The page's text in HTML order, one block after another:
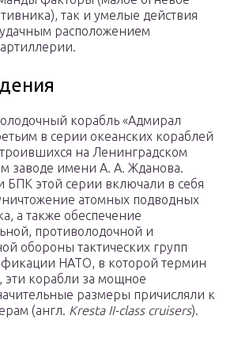
так и умелые действия
расположением
корабль «Адмирал
в серии океанских кораблей
на Ленинградском
заводе имени А. А. Жданова.
БПК этой серии включали в себя
атомных подводных
а также обеспечение
противолодочной и
обороны тактических групп
НАТО, в которой термин
эти корабли за мощное
размеры причисляли к
(англ. Kresta II-class cruisers).